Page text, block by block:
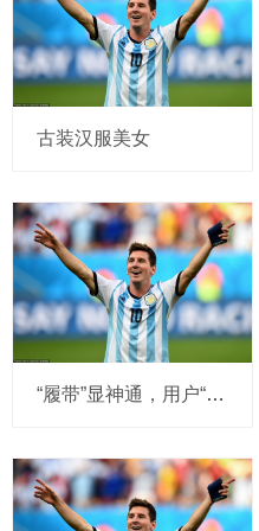
古装汉服美女
“履带”显神通，用户“零停电”！胶州市供电公司创新应用履带式斗臂车完成复杂地形业扩接火